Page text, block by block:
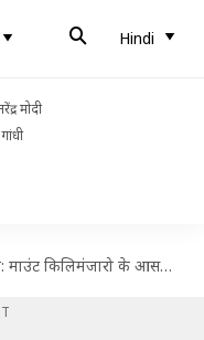
Hindi
मोदी
के आसपास का नजारा है बहुत खूबसूरत, आजमाएं ये गतिविधियां